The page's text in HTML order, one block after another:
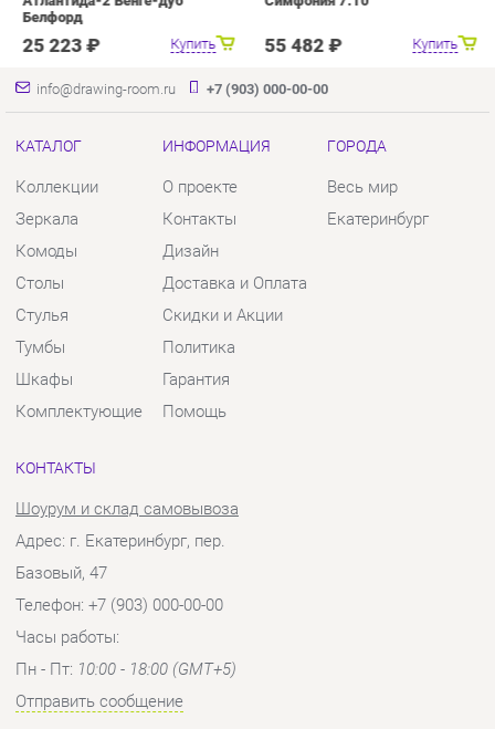
КАТАЛОГ
Коллекции
Зеркала
Комоды
Столы
Шкафы
Комплектующие
ИНФОРМАЦИЯ
О проекте
Контакты
Дизайн
Доставка и Оплата
Помощь
ГОРОДА
Весь мир
Екатеринбург
КОНТАКТЫ
Шоурум и склад самовывоза
Адрес: г. Екатеринбург, пер.
Базовый, 47
Пн - Пт:10:00 - 18:00 (GMT+5)
Отправить сообщение
© 2009-2026 Твой Зал Екатеринбург